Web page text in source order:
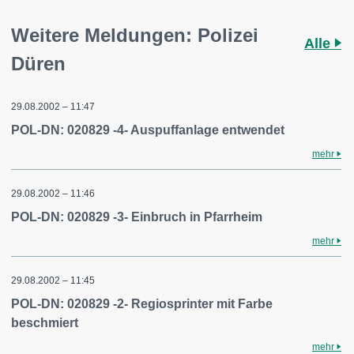
Weitere Meldungen: Polizei
Düren
Alle
29.08.2002 – 11:47
POL-DN: 020829 -4- Auspuffanlage entwendet
mehr
29.08.2002 – 11:46
POL-DN: 020829 -3- Einbruch in Pfarrheim
mehr
29.08.2002 – 11:45
POL-DN: 020829 -2- Regiosprinter mit Farbe
beschmiert
mehr